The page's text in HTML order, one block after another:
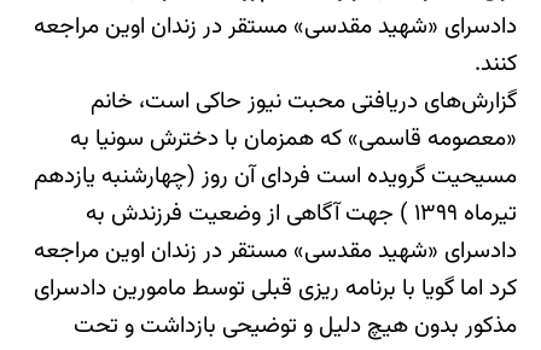
دادسرای «شهید مقدسی» مستقر در زندان اوین مراجعه
کنند.
گزارش‌های دریافتی محبت نیوز حاکی است، خانم
«معصومه قاسمی» که همزمان با دخترش سونیا به
مسیحیت گرویده است فردای آن روز (چهارشنبه یازدهم
تیرماه ۱۳۹۹ ) جهت آگاهی از وضعیت فرزندش به
دادسرای «شهید مقدسی» مستقر در زندان اوین مراجعه
کرد اما گویا با برنامه ریزی قبلی توسط مامورین دادسرای
مذکور بدون هیچ دلیل و توضیحی بازداشت و تحت